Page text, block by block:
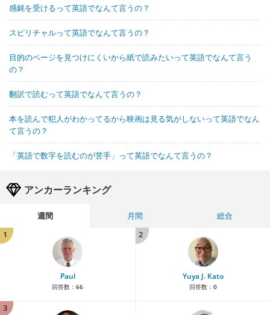
感銘を受けるって英語でなんて言うの？
スピリチャルって英語でなんて言うの？
目的のページを見つけにくいから紙で読みたいって英語でなんて言う
の？
翻訳で読むって英語でなんて言うの？
本を読んで犯人がわかってるから映画は見る気がしないって英語でなん
て言うの？
「英語で数字を読むのが苦手」って英語でなんて言うの？
アンカーランキング
週間 月間
総合
1
Paul
回答数： 66
2
Yuya J. Kato
回答数： 0
3